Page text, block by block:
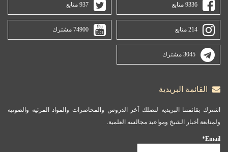
9336 متابع 937 متابع
214 متابع 74900 مشترك
3045 مشترك
القائمة البريدية
اشترك بقائمتنا البريدية لتصلك آخر الدروس والمحاضرات والمواد المرئية والصوتية
ولمتابعة أخبار الشيخ ومواعيد مجالسه العلمية.
Email*